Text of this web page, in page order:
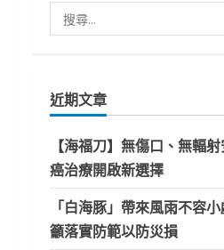
尋
字:
近期文章
【海福刀】無傷口、無輻
癌治療開啟新選擇
「白海豚」帶來風雨不容
籲落實防範以防災損